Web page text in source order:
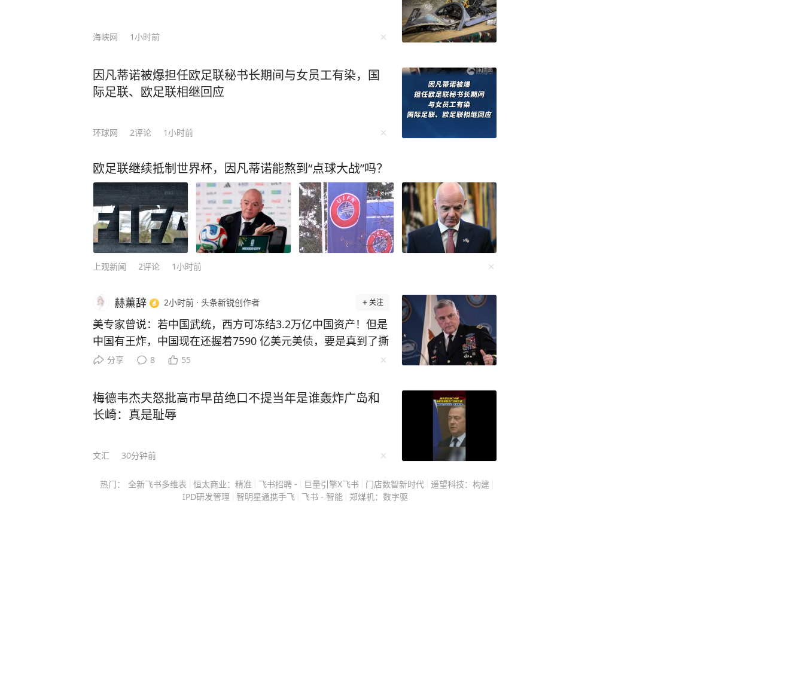
0元。 酒驾醉驾既是对自身安全的忽视，也是对他人生命的漠
警）
海峡网 1小时前
因凡蒂诺被爆担任欧足联秘书长期间与女员工有染，国
际足联、欧足联相继回应
环球网 2评论 1小时前
欧足联继续抵制世界杯，因凡蒂诺能熬到“点球大战”吗？
上观新闻 2评论 1小时前
赫薰辞 2小时前 · 头条新锐创作者 关注
美专家曾说：若中国武统，西方可冻结3.2万亿中国资产！但是
中国有王炸，中国现在还握着7590 亿美元美债，要是真到了撕
破脸的时候，分批抛售就能让美国国债市场天翻地覆。这话最
尔大学教授普拉萨德也跟着附和，大西洋理事会还专门做了推
演报告。 首先要认清，冻结3.2万亿海外资产的威慑，看似吓
人，实则漏洞百出，这部分资产涵盖央行外储、企业海外投
备资金完全不同。 我国海外资产大多是绑定实体贸易与全球
是中国，依赖中国廉价商品、供应链支撑的欧美企业、进口商
分享 8 55
梅德韦杰夫怒批高市早苗绝口不提当年是谁轰炸广岛和
长崎：真是耻辱
文汇 30分钟前
热门： 全新飞书多维表 恒太商业：精准 飞书招聘 - 巨量引擎X飞书 门店数智新时代 遥望科技：构建
IPD研发管理
智明星通携手飞 飞书 - 智能 郑煤机：数字驱